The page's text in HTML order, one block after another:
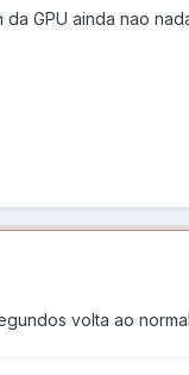
GPU ainda nao
volta ao normal